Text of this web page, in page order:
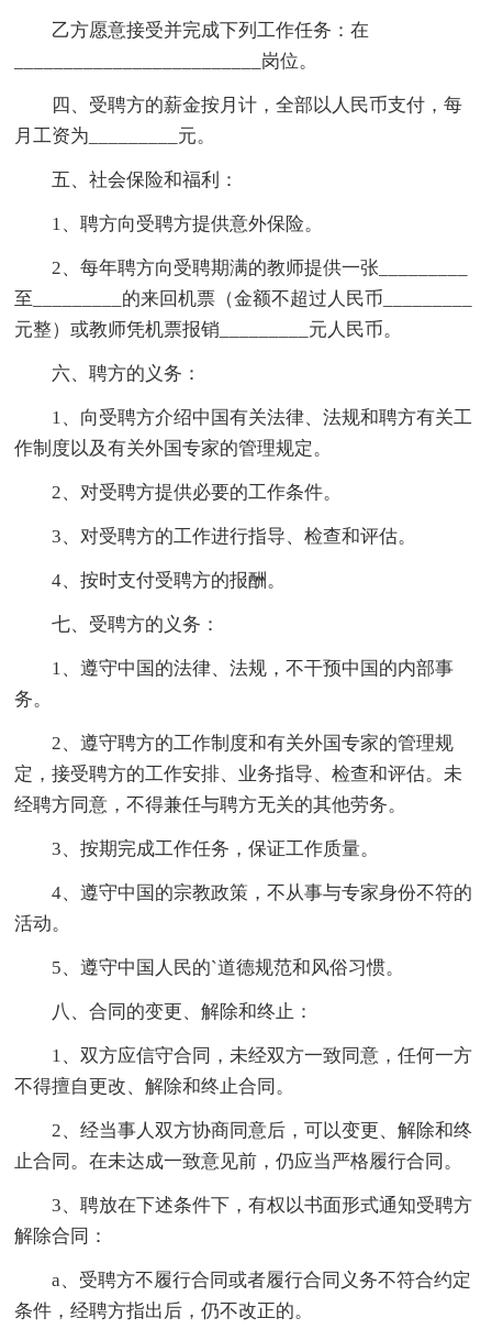
乙方愿意接受并完成下列工作任务：在
_________________________岗位。
四、受聘方的薪金按月计，全部以人民币支付，每
月工资为_________元。
五、社会保险和福利：
1、聘方向受聘方提供意外保险。
2、每年聘方向受聘期满的教师提供一张_________
至_________的来回机票（金额不超过人民币_________
元整）或教师凭机票报销_________元人民币。
六、聘方的义务：
1、向受聘方介绍中国有关法律、法规和聘方有关工
作制度以及有关外国专家的管理规定。
2、对受聘方提供必要的工作条件。
3、对受聘方的工作进行指导、检查和评估。
4、按时支付受聘方的报酬。
七、受聘方的义务：
1、遵守中国的法律、法规，不干预中国的内部事
务。
2、遵守聘方的工作制度和有关外国专家的管理规
定，接受聘方的工作安排、业务指导、检查和评估。未
经聘方同意，不得兼任与聘方无关的其他劳务。
3、按期完成工作任务，保证工作质量。
4、遵守中国的宗教政策，不从事与专家身份不符的
活动。
5、遵守中国人民的`道德规范和风俗习惯。
八、合同的变更、解除和终止：
1、双方应信守合同，未经双方一致同意，任何一方
不得擅自更改、解除和终止合同。
2、经当事人双方协商同意后，可以变更、解除和终
止合同。在未达成一致意见前，仍应当严格履行合同。
3、聘放在下述条件下，有权以书面形式通知受聘方
解除合同：
a、受聘方不履行合同或者履行合同义务不符合约定
条件，经聘方指出后，仍不改正的。